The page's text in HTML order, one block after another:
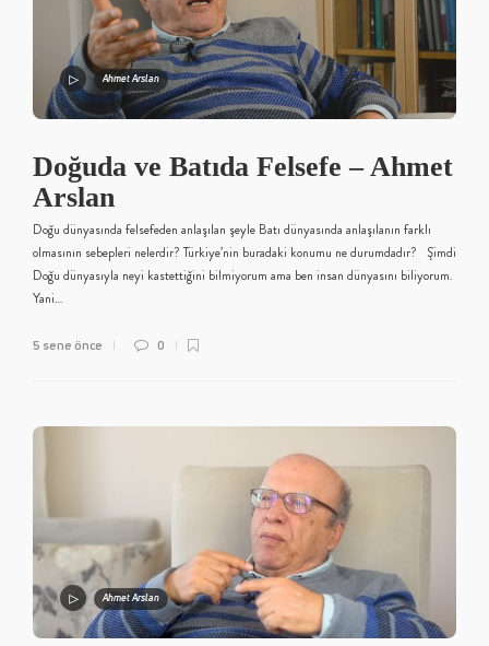
Ahmet Arslan
Doğuda ve Batıda Felsefe – Ahmet
Arslan
Doğu dünyasında felsefeden anlaşılan şeyle Batı dünyasında anlaşılanın farklı
olmasının sebepleri nelerdir? Türkiye’nin buradaki konumu ne durumdadır? Şimdi
Doğu dünyasıyla neyi kastettiğini bilmiyorum ama ben insan dünyasını biliyorum.
Yani…
5 sene önce 0
Ahmet Arslan